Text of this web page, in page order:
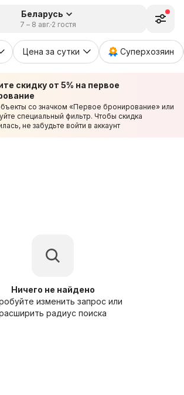
Беларусь
7 – 8 авг. 2 гостя
Цена за сутки Суперхозяин
скидку от 5% на первое
со значком «Первое бронирование» или
специальный фильтр. Чтобы скидка
не забудьте войти в аккаунт
Ничего не найдено
изменить запрос или
радиус поиска